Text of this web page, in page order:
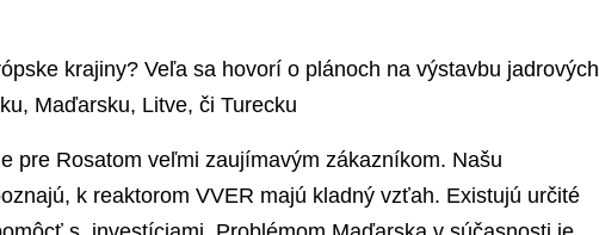
krajiny? Veľa sa hovorí o plánoch na výstavbu jadrových
Maďarsku, Litve, či Turecku
pre Rosatom veľmi zaujímavým zákazníkom. Našu
k reaktorom VVER majú kladný vzťah. Existujú určité